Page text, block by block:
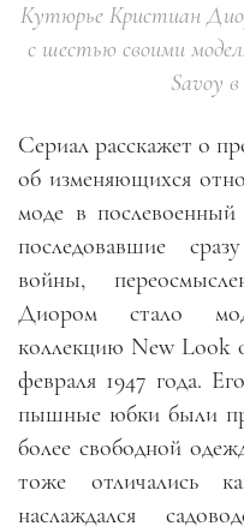
Кутюрье Кристиан
с шестью своими
Savoy
Сериал расскажет о
об изменяющихся
моде в
последовавшие
войны,
Диором стало
коллекцию New Look
февраля 1947 года.
пышные юбки были
более свободной
тоже отличались
наслаждался